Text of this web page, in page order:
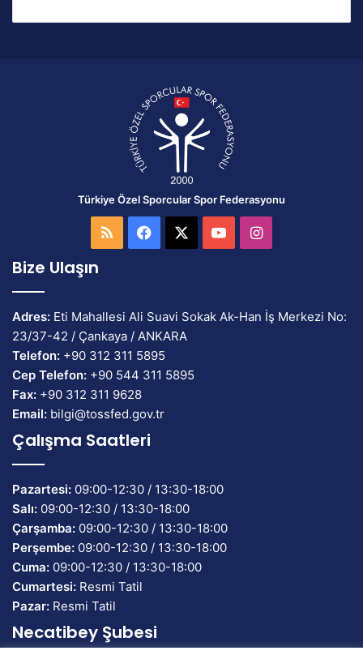
Türkiye Özel Sporcular Spor Federasyonu
RSS Facebook YouTubeInstagram
Bize Ulaşın
Adres: Eti Mahallesi Ali Suavi Sokak Ak-Han İş Merkezi No:
23/37-42 / Çankaya / ANKARA
Telefon: +90 312 311 5895
Cep Telefon: +90 544 311 5895
Fax: +90 312 311 9628
Email: bilgi@tossfed.gov.tr
Çalışma Saatleri
Pazartesi: 09:00-12:30 / 13:30-18:00
Salı: 09:00-12:30 / 13:30-18:00
Çarşamba: 09:00-12:30 / 13:30-18:00
Perşembe: 09:00-12:30 / 13:30-18:00
Cuma: 09:00-12:30 / 13:30-18:00
Cumartesi: Resmi Tatil
Pazar: Resmi Tatil
Necatibey Şubesi